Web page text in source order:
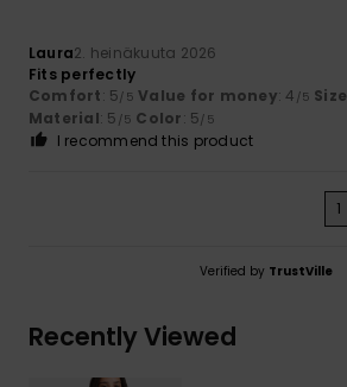
Laura2. heinäkuuta 2026
Fits perfectly
Comfort: 5/5 Value for money: 4 /5 Size
Material: 5 /5 Color: 5/5
I recommend this product
1
Verified by TrustVille
Recently Viewed